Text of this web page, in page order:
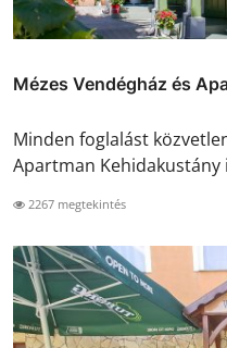
Mézes Vendégház és
Minden foglalást
Apartman Kehidakustány
2267 megtekintés